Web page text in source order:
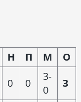
Н П М
О
0 0
3-
0
3